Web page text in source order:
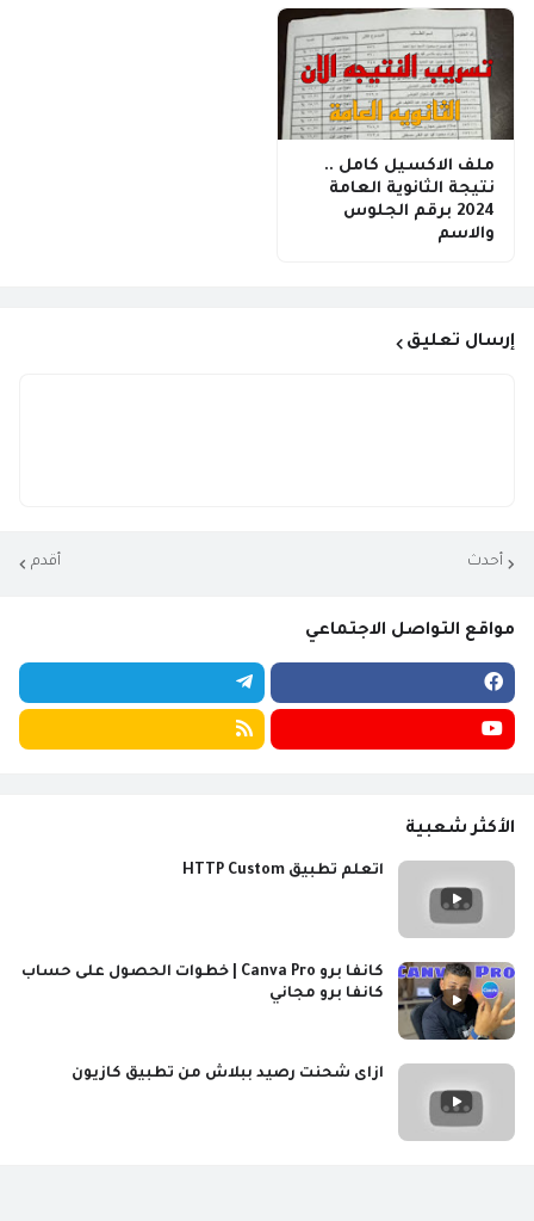
ملف الاكسيل كامل ..
نتيجة الثانوية العامة
2024 برقم الجلوس
والاسم
إرسال تعليق
أحدث أقدم
مواقع التواصل الاجتماعي
الأكثر شعبية
اتعلم تطبيق HTTP Custom
كانفا برو Canva Pro | خطوات الحصول على حساب
كانفا برو مجاني
ازاى شحنت رصيد ببلاش من تطبيق كازيون